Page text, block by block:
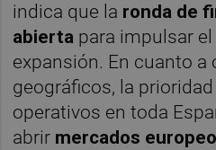
indica que la ronda de
abierta para impulsar
expansión. En cuanto a
geográficos, la
operativos en toda
abrir mercados